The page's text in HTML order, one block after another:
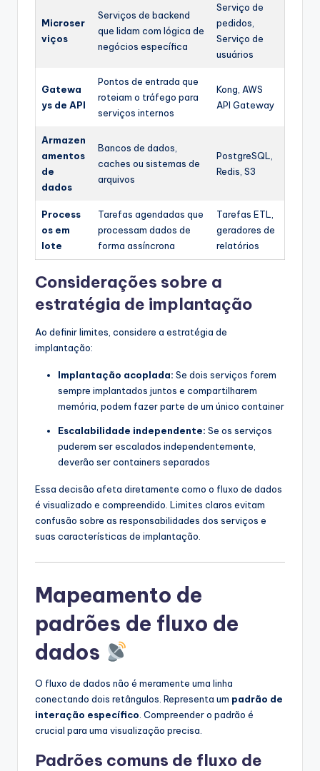
Microser
viços
Serviços de backend
que lidam com lógica de
negócios específica
Serviço de
pedidos,
Serviço de
usuários
Gatewa
ys de API
Pontos de entrada que
roteiam o tráfego para
serviços internos
Kong, AWS
API Gateway
Armazen
amentos
de
dados
Bancos de dados,
caches ou sistemas de
arquivos
PostgreSQL,
Redis, S3
Process
os em
lote
Tarefas agendadas que
processam dados de
forma assíncrona
Tarefas ETL,
geradores de
relatórios
Considerações sobre a
estratégia de implantação
Ao definir limites, considere a estratégia de
implantação:
Implantação acoplada: Se dois serviços forem
sempre implantados juntos e compartilharem
memória, podem fazer parte de um único container
Escalabilidade independente: Se os serviços
puderem ser escalados independentemente,
deverão ser containers separados
Essa decisão afeta diretamente como o fluxo de dados
é visualizado e compreendido. Limites claros evitam
confusão sobre as responsabilidades dos serviços e
suas características de implantação.
Mapeamento de
padrões de fluxo de
dados
O fluxo de dados não é meramente uma linha
conectando dois retângulos. Representa um padrão de
interação específico . Compreender o padrão é
crucial para uma visualização precisa.
Padrões comuns de fluxo de